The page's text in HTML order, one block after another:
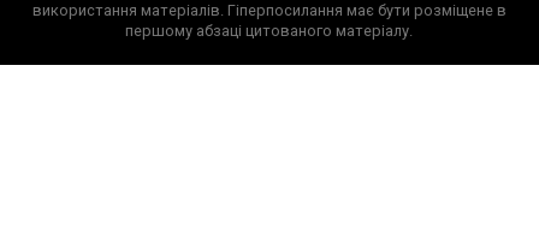
використання матеріалів. Гіперпосилання має бути розміщене в
першому абзаці цитованого матеріалу.